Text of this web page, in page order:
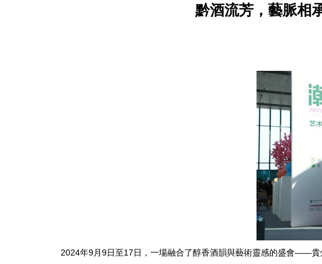
黔酒流芳，藝脈相
2024年9月9日至17日，一場融合了醇香酒韻與藝術靈感的盛會——